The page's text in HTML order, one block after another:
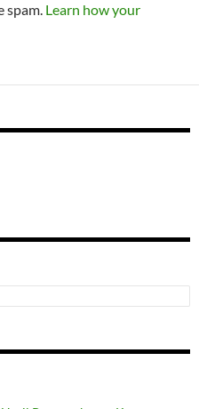
spam. Learn how your